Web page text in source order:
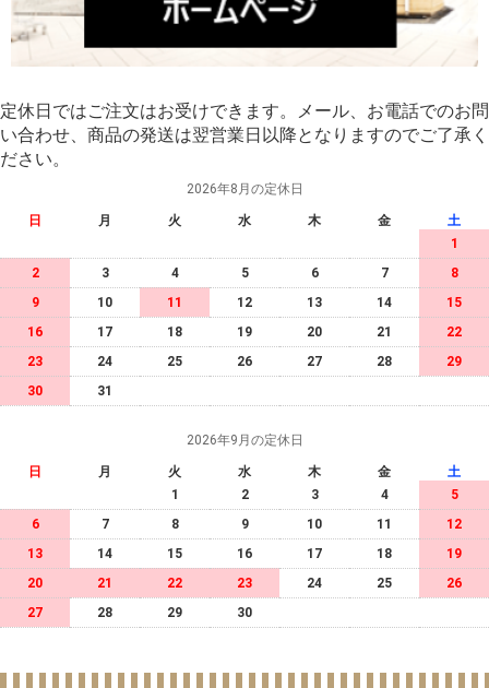
定休日ではご注文はお受けできます。メール、お電話でのお問
い合わせ、商品の発送は翌営業日以降となりますのでご了承く
ださい。
2026年8月の定休日
日 月 火 水 木 金
土
1
2
3 4 5 6 7
8
9
10 11 12 13 14
15
16
17 18 19 20 21
22
23
24 25 26 27 28
29
30
31
2026年9月の定休日
日 月 火 水 木 金
土
1
2 3 4
5
6
7 8 9 10 11
12
13
14 15 16 17 18
19
20
21 22 23 24 25
26
27
28 29 30